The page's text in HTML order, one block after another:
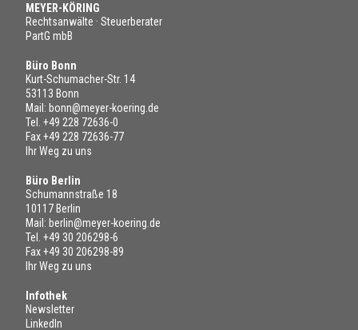
MEYER-KÖRING
Rechtsanwälte · Steuerberater
PartG mbB
Büro Bonn
Kurt-Schumacher-Str. 14
53113 Bonn
Mail: bonn@meyer-koering.de
Tel. +49 228 72636-0
Fax +49 228 72636-77
Ihr Weg zu uns
Büro Berlin
Schumannstraße 18
10117 Berlin
Mail: berlin@meyer-koering.de
Tel. +49 30 206298-6
Fax +49 30 206298-89
Ihr Weg zu uns
Infothek
Newsletter
LinkedIn